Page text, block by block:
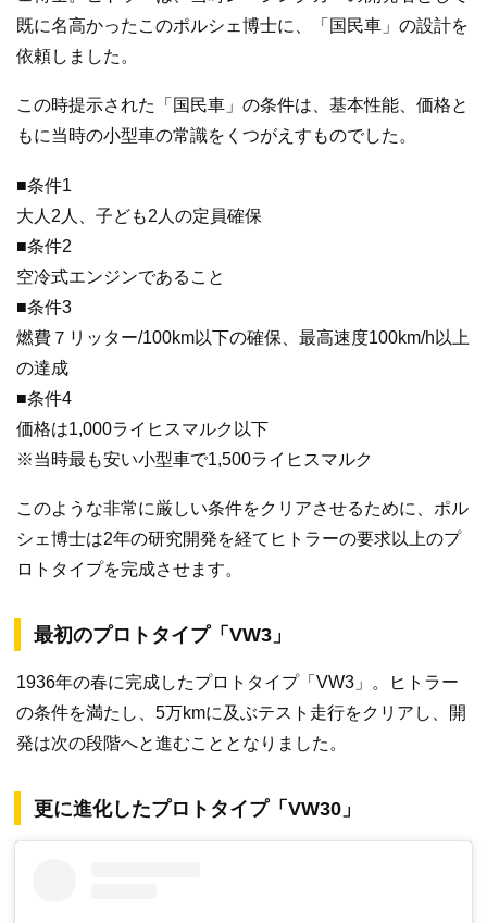
既に名高かったこのポルシェ博士に、「国民車」の設計を
依頼しました。
この時提示された「国民車」の条件は、基本性能、価格と
もに当時の小型車の常識をくつがえすものでした。
■条件1
大人2人、子ども2人の定員確保
■条件2
空冷式エンジンであること
■条件3
燃費７リッター/100km以下の確保、最高速度100km/h以上
の達成
■条件4
価格は1,000ライヒスマルク以下
※当時最も安い小型車で1,500ライヒスマルク
このような非常に厳しい条件をクリアさせるために、ポル
シェ博士は2年の研究開発を経てヒトラーの要求以上のプ
ロトタイプを完成させます。
最初のプロトタイプ「VW3」
1936年の春に完成したプロトタイプ「VW3」。ヒトラー
の条件を満たし、5万kmに及ぶテスト走行をクリアし、開
発は次の段階へと進むこととなりました。
更に進化したプロトタイプ「VW30」